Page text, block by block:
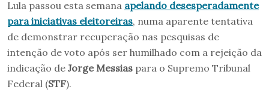
Lula passou esta semana apelando desesperadamente
para iniciativas eleitoreiras, numa aparente tentativa
de demonstrar recuperação nas pesquisas de
intenção de voto após ser humilhado com a rejeição da
indicação de Jorge Messias para o Supremo Tribunal
Federal (STF).